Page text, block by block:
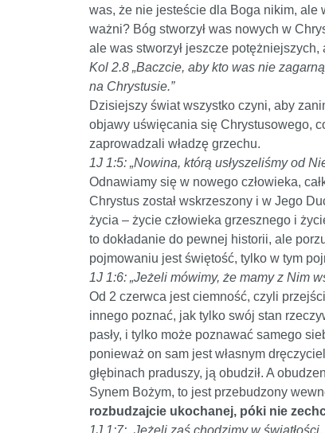
was, że nie jesteście dla Boga nikim, ale
ważni? Bóg stworzył was nowych w
ale was stworzył jeszcze
Kol 2.8 „Baczcie, aby kto was nie
na Chrystusie.”
Dzisiejszy świat wszystko czyni, aby
objawy uświęcania się Chrystusowego,
zaprowadzali władzę grzechu.
1J 1:5: „Nowina, którą usłyszeliśmy od
Odnawiamy się w nowego człowieka,
Chrystus został wskrzeszony i w Jego
życia – życie człowieka grzesznego i
to dokładanie do pewnej historii, ale
pojmowaniu jest świętość, tylko w tym
1J 1:6: „Jeżeli mówimy, że mamy z Nim
Od 2 czerwca jest ciemność, czyli
innego poznać, jak tylko swój stan
pasły, i tylko może poznawać samego
ponieważ on sam jest własnym
głębinach praduszy, ją obudził. A
Synem Bożym, to jest przebudzony
rozbudzajcie ukochanej, póki nie
1J 1:7: „Jeżeli zaś chodzimy w